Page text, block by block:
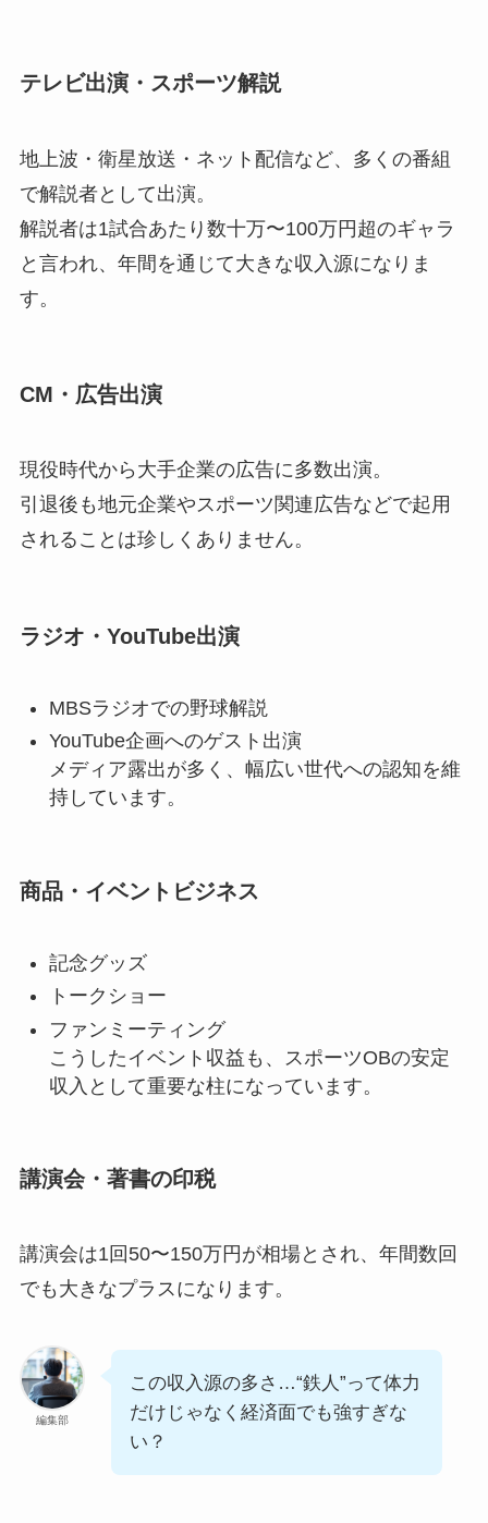
テレビ出演・スポーツ解説
地上波・衛星放送・ネット配信など、多くの番組
で解説者として出演。
解説者は1試合あたり数十万〜100万円超のギャラ
と言われ、年間を通じて大きな収入源になりま
す。
CM・広告出演
現役時代から大手企業の広告に多数出演。
引退後も地元企業やスポーツ関連広告などで起用
されることは珍しくありません。
ラジオ・YouTube出演
MBSラジオでの野球解説
YouTube企画へのゲスト出演
メディア露出が多く、幅広い世代への認知を維
持しています。
商品・イベントビジネス
記念グッズ
トークショー
ファンミーティング
こうしたイベント収益も、スポーツOBの安定
収入として重要な柱になっています。
講演会・著書の印税
講演会は1回50〜150万円が相場とされ、年間数回
でも大きなプラスになります。
編集部
この収入源の多さ…“鉄人”って体力
だけじゃなく経済面でも強すぎな
い？